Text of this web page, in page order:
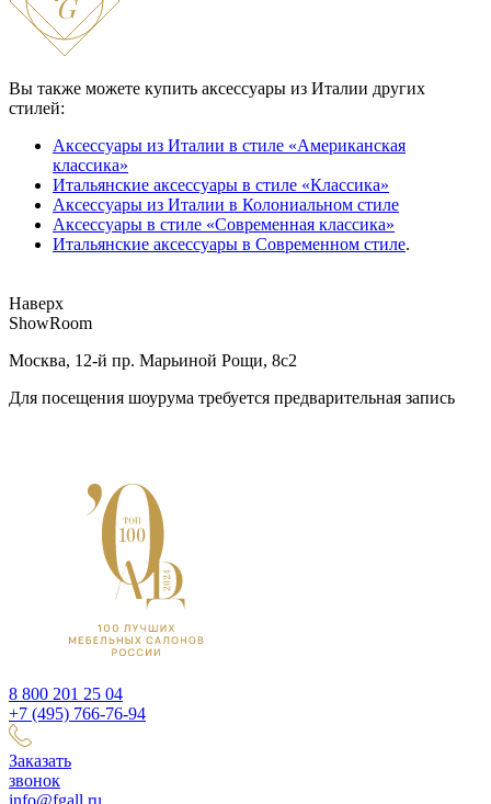
Вы также можете купить аксессуары из Италии других
стилей:
Аксессуары из Италии в стиле «Американская
классика»
Итальянские аксессуары в стиле «Классика»
Аксессуары из Италии в Колониальном стиле
Аксессуары в стиле «Современная классика»
Итальянские аксессуары в Современном стиле.
Наверх
ShowRoom
Москва, 12-й пр. Марьиной Рощи, 8с2
Для посещения шоурума требуется предварительная запись
8 800 201 25 04
+7 (495) 766-76-94
Заказать
звонок
info@fgall.ru